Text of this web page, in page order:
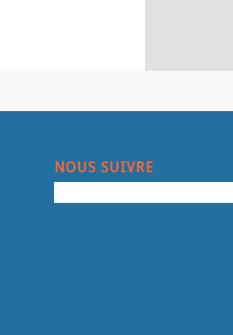
NOUS SUIVRE